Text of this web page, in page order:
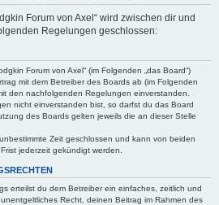
Forum von Axel“ wird zwischen dir und
Regelungen geschlossen:
Forum von Axel“ (im Folgenden „das Board“)
mit dem Betreiber des Boards ab (im Folgenden
den nachfolgenden Regelungen einverstanden.
nicht einverstanden bist, so darfst du das Board
des Boards gelten jeweils die an dieser Stelle
Zeit geschlossen und kann von beiden
jederzeit gekündigt werden.
erteilst du dem Betreiber ein einfaches, zeitlich und
Recht, deinen Beitrag im Rahmen des